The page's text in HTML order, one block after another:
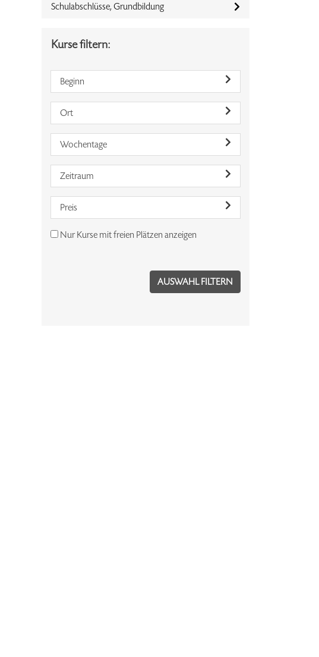
Schulabschlüsse, Grundbildung
Kurse filtern:
Beginn
Ort
Wochentage
Zeitraum
Preis
Nur Kurse mit freien Plätzen anzeigen